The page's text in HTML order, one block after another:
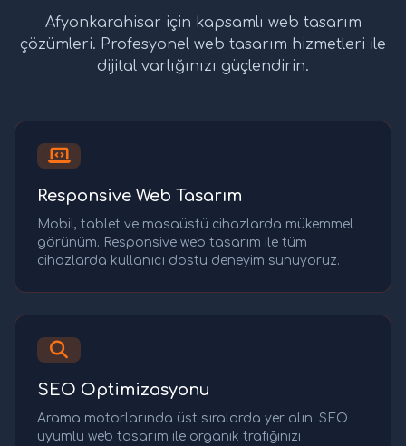
Afyonkarahisar için kapsamlı web tasarım
çözümleri. Profesyonel web tasarım hizmetleri ile
dijital varlığınızı güçlendirin.
Responsive Web Tasarım
Mobil, tablet ve masaüstü cihazlarda mükemmel
görünüm. Responsive web tasarım ile tüm
cihazlarda kullanıcı dostu deneyim sunuyoruz.
SEO Optimizasyonu
Arama motorlarında üst sıralarda yer alın. SEO
uyumlu web tasarım ile organik trafiğinizi